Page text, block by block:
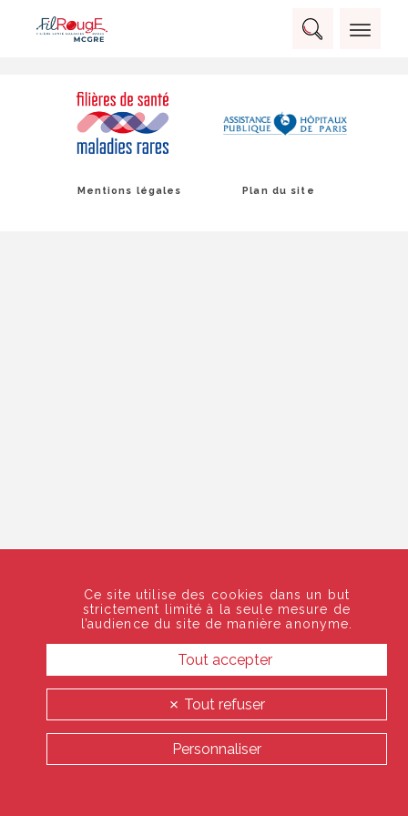
content
Rechercher :
RECHERCHER
Mentions légales Plan du site
Ce site utilise des cookies dans un but
strictement limité à la seule mesure de
l’audience du site de manière anonyme.
Tout accepter
Tout refuser
Personnaliser